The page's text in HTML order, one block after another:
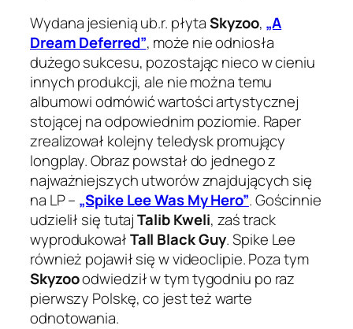
Wydana jesienią ub.r. płytaSkyzoo, „A
Dream Deferred”, może nie odniosła
dużego sukcesu, pozostając nieco w cieniu
innych produkcji, ale nie można temu
albumowi odmówić wartości artystycznej
stojącej na odpowiednim poziomie. Raper
zrealizował kolejny teledysk promujący
longplay. Obraz powstał do jednego z
najważniejszych utworów znajdujących się
na LP – „Spike Lee Was My Hero”. Gościnnie
udzielił się tutajTalib Kweli, zaś track
wyprodukowałTall Black Guy. Spike Lee
również pojawił się w videoclipie. Poza tym
Skyzooodwiedził w tym tygodniu po raz
pierwszy Polskę, co jest też warte
odnotowania.